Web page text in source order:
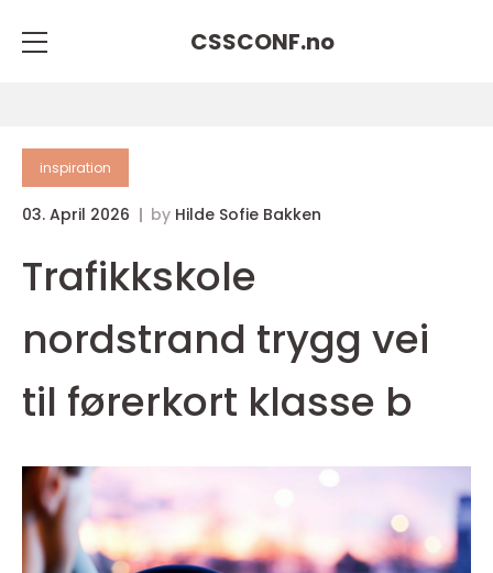
CSSCONF.no
inspiration
03. April 2026 by Hilde Sofie Bakken
Trafikkskole
nordstrand trygg vei
til førerkort klasse b